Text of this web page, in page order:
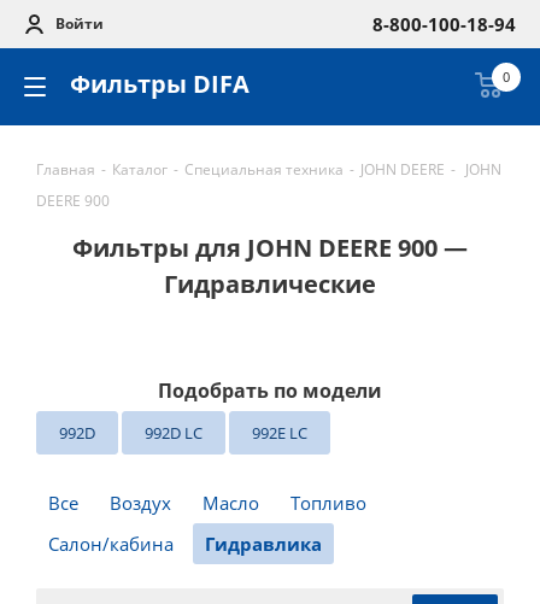
Войти 8-800-100-18-94
Фильтры DIFA 0
Главная - Каталог - Специальная техника - JOHN DEERE - JOHN
DEERE 900
Фильтры для JOHN DEERE 900 —
Гидравлические
Подобрать по модели
992D 992D LC 992E LC
Все Воздух Масло
Топливо
Салон/кабина
Гидравлика